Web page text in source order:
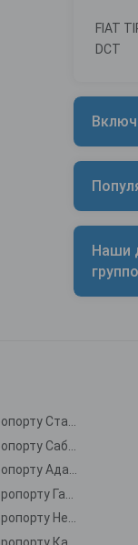
FIAT
DCT
Наши